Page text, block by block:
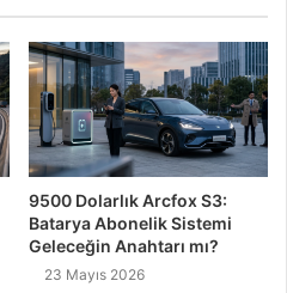
9500 Dolarlık Arcfox S3:
Batarya Abonelik Sistemi
Geleceğin Anahtarı mı?
23 Mayıs 2026